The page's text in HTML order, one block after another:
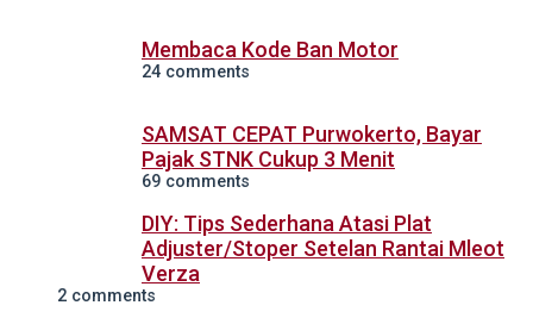
Membaca Kode Ban Motor
24 comments
SAMSAT CEPAT Purwokerto, Bayar
Pajak STNK Cukup 3 Menit
69 comments
DIY: Tips Sederhana Atasi Plat
Adjuster/Stoper Setelan Rantai Mleot
Verza
2 comments